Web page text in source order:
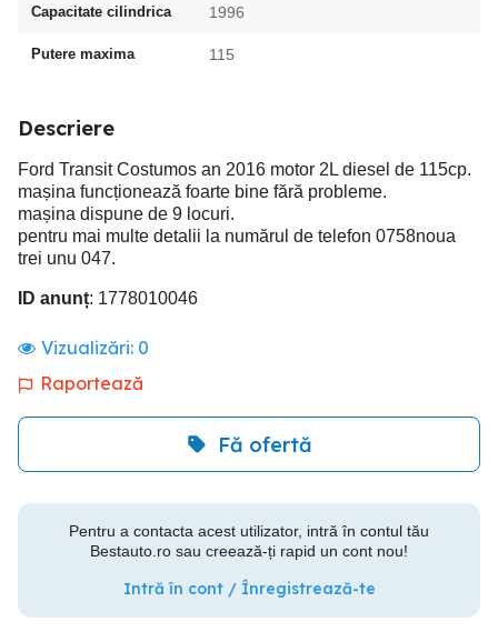
Capacitate cilindrica 1996
Putere maxima 115
Descriere
Ford Transit Costumos an 2016 motor 2L diesel de 115cp.
mașina funcționează foarte bine fără probleme.
mașina dispune de 9 locuri.
pentru mai multe detalii la numărul de telefon 0758noua
trei unu 047.
ID anunț: 1778010046
Vizualizări: 0
Raportează
Fă ofertă
Pentru a contacta acest utilizator, intră în contul tău
Bestauto.ro sau creează-ți rapid un cont nou!
Intră în cont / Înregistrează-te